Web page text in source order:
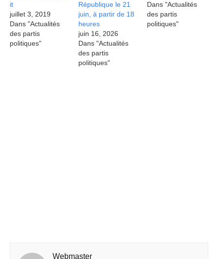
it
juillet 3, 2019
Dans "Actualités
des partis
politiques"
République le 21
juin, à partir de 18
heures
juin 16, 2026
Dans "Actualités
des partis
politiques"
Dans "Actualités
des partis
politiques"
Webmaster